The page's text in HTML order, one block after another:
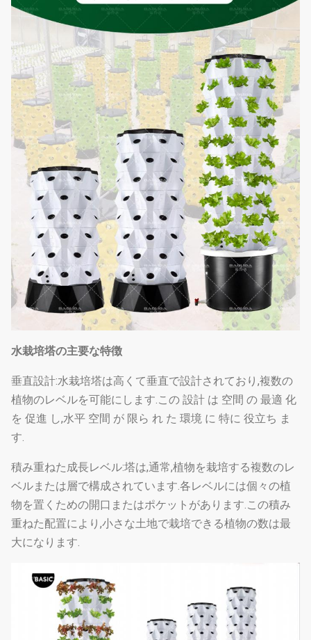
水栽培塔の主要な特徴
垂直設計:水栽培塔は高くて垂直で設計されており,複数の
植物のレベルを可能にします.この 設計 は 空間 の 最適 化
を 促進 し,水平 空間 が 限ら れ た 環境 に 特に 役立ち ま
す.
積み重ねた成長レベル:塔は,通常,植物を栽培する複数のレ
ベルまたは層で構成されています.各レベルには個々の植
物を置くための開口またはポケットがあります.この積み
重ねた配置により,小さな土地で栽培できる植物の数は最
大になります.